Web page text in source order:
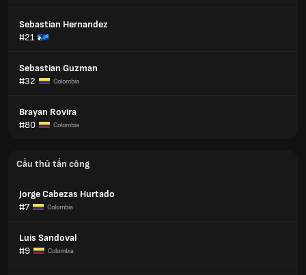
Sebastian Hernandez
#21
Sebastian Guzman
#32
Colombia
Brayan Rovira
#80
Colombia
Cầu thủ tấn công
Jorge Cabezas Hurtado
#7
Colombia
Luis Sandoval
#9
Colombia